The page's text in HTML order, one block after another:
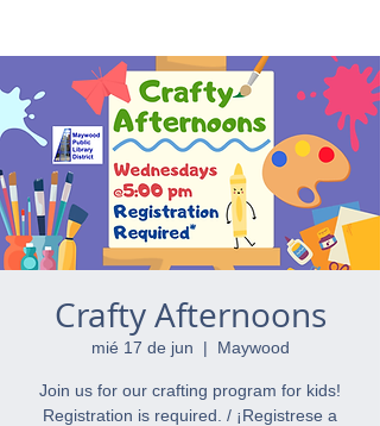
Crafty Afternoons
mié 17 de jun
  |
Maywood
Join us for our crafting program for kids!
Registration is required. / ¡Registrese a